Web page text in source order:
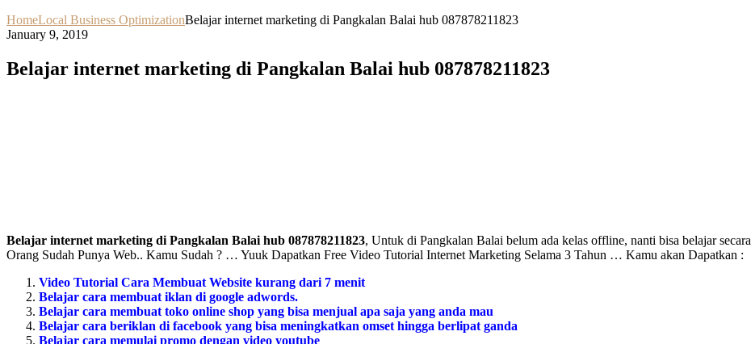
HomeLocal Business OptimizationBelajar internet marketing di Pangkalan Balai hub 087878211823
January 9, 2019
Belajar internet marketing di Pangkalan Balai hub 087878211823
Belajar internet marketing di Pangkalan Balai hub 087878211823, Untuk di Pangkalan Balai belum ada kelas offline, nanti bisa belajar secara
Orang Sudah Punya Web.. Kamu Sudah ? … Yuuk Dapatkan Free Video Tutorial Internet Marketing Selama 3 Tahun … Kamu akan Dapatkan :
Video Tutorial Cara Membuat Website kurang dari 7 menit
Belajar cara membuat iklan di google adwords.
Belajar cara membuat toko online shop yang bisa menjual apa saja yang anda mau
Belajar cara beriklan di facebook yang bisa meningkatkan omset hingga berlipat ganda
Belajar cara memulai promo dengan video youtube